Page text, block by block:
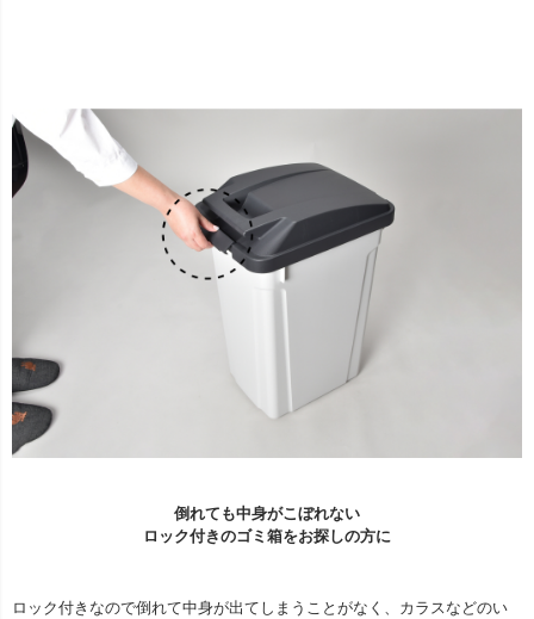
倒れても中身がこぼれない
ロック付きのゴミ箱をお探しの方に
ロック付きなので倒れて中身が出てしまうことがなく、カラスなどのい